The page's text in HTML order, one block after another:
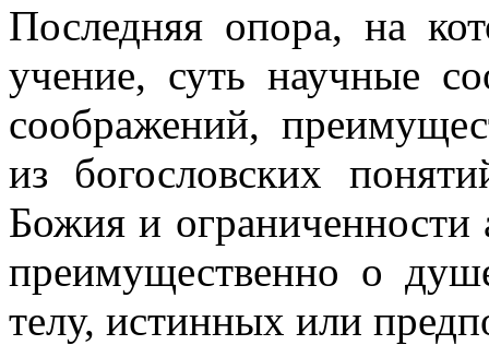
Последняя опора, на
учение, суть научные
соображений,
из богословских
Божия и ограниченности
преимущественно о
телу, истинных или